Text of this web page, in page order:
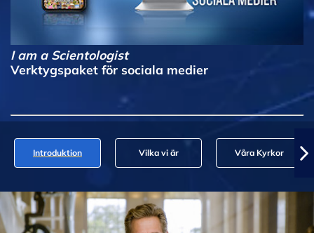
I am a Scientologist
Verktygspaket för sociala medier
Introduktion Vilka vi är Våra Kyrkor